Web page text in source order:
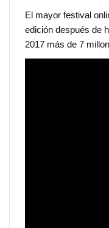
El mayor festival
edición después de
2017 más de 7